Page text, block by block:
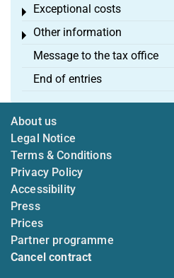
Exceptional costs
Toggle menu
Other information
Toggle menu
Message to the tax office
End of entries
About us
Legal Notice
Terms & Conditions
Privacy Policy
Accessibility
Press
Prices
Partner programme
Cancel contract